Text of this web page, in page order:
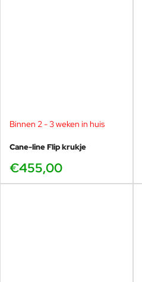
Binnen 2 - 3 weken in huis
Cane-line Flip krukje
€455,00